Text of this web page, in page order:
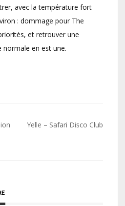
avec la température fort
: dommage pour The
et retrouver une
en est une.
Yelle – Safari Disco Club